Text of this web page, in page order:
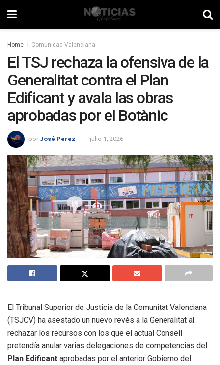
Home Comunidad Valenciana
El TSJ rechaza la ofensiva de la
Generalitat contra el Plan
Edificant y avala las obras
aprobadas por el Botànic
por José Perez julio 1, 2026
El Tribunal Superior de Justicia de la Comunitat Valenciana
(TSJCV) ha asestado un nuevo revés a la Generalitat al
rechazar los recursos con los que el actual Consell
pretendía anular varias delegaciones de competencias del
Plan Edificant aprobadas por el anterior Gobierno del